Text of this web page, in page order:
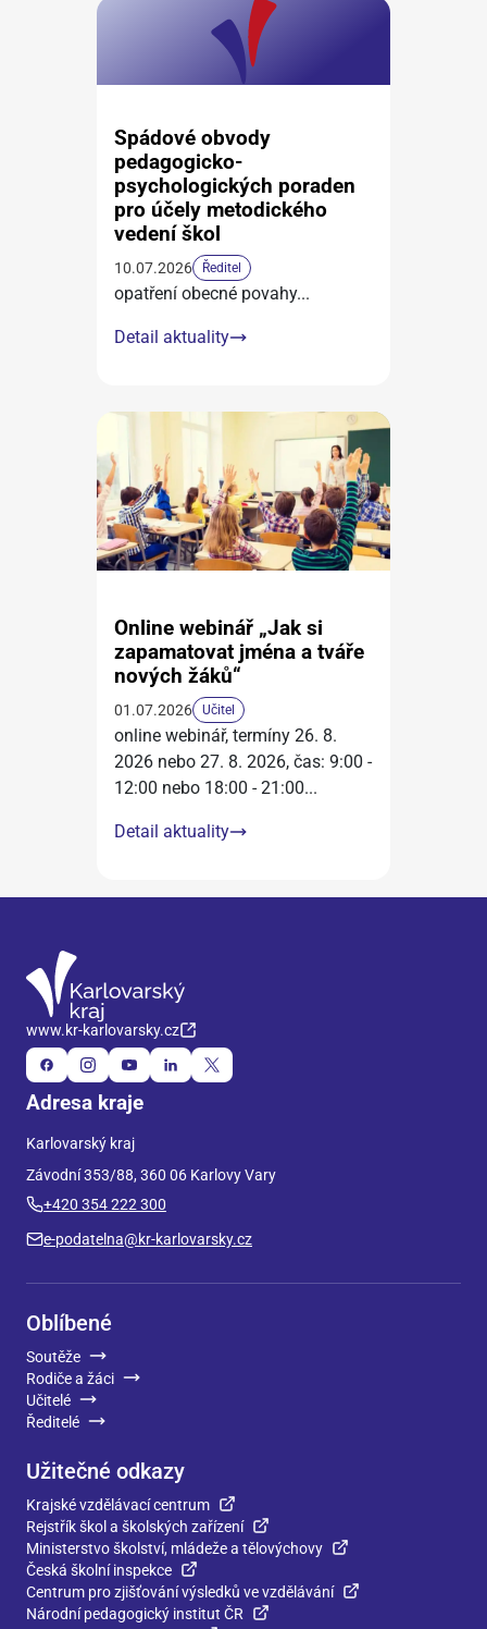
Spádové obvody
pedagogicko-
psychologických poraden
pro účely metodického
vedení škol
10.07.2026 Ředitel
opatření obecné povahy...
Detail aktuality
Online webinář „Jak si
zapamatovat jména a tváře
nových žáků“
01.07.2026 Učitel
online webinář, termíny 26. 8.
2026 nebo 27. 8. 2026, čas: 9:00 -
12:00 nebo 18:00 - 21:00...
Detail aktuality
www.kr-karlovarsky.cz
Adresa kraje
Karlovarský kraj
Závodní 353/88, 360 06 Karlovy Vary
+420 354 222 300
e-podatelna@kr-karlovarsky.cz
Oblíbené
Soutěže
Rodiče a žáci
Učitelé
Ředitelé
Užitečné odkazy
Krajské vzdělávací centrum
Rejstřík škol a školských zařízení
Ministerstvo školství, mládeže a tělovýchovy
Česká školní inspekce
Centrum pro zjišťování výsledků ve vzdělávání
Národní pedagogický institut ČR